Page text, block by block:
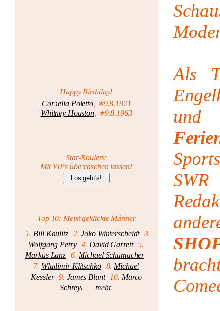
Happy Birthday!
Cornelia Poletto, ∗9.8.1971
Whitney Houston, ∗9.8.1963
Star-Roulette
Mit VIPs überraschen lassen!
Top 10: Meist geklickte Männer
1. Bill Kaulitz 2. Joko Winterscheidt 3.
Wolfgang Petry 4. David Garrett 5.
Markus Lanz 6. Michael Schumacher
7. Wladimir Klitschko 8. Michael
Kessler
9. James Blunt 10. Marco
Schreyl
| mehr
Als